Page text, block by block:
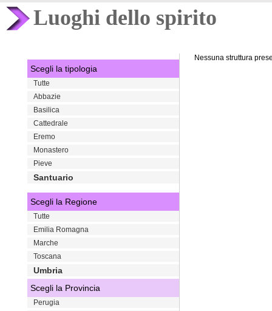
Luoghi dello spirito
Nessuna struttura
Scegli la tipologia
Tutte
Abbazie
Basilica
Cattedrale
Eremo
Monastero
Pieve
Santuario
Scegli la Regione
Tutte
Emilia Romagna
Marche
Toscana
Umbria
Scegli la Provincia
Perugia